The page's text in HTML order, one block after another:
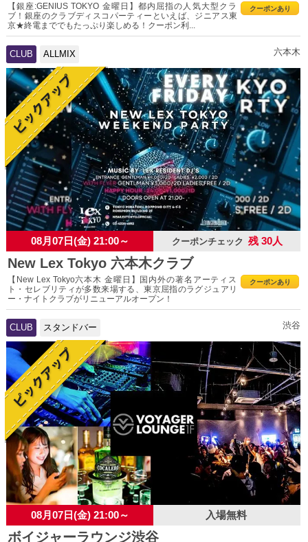
クーポンあり
【銀座:GENIUS TOKYO 金曜日】都内屈指の人気大型クラ
ブ！銀座のクラブディスコパーティーといえば、ジニアス東
京★終電まででもたっぷり楽しめる！クーポン利...
CLUB ALLMIX 六本木
08月07日(金) 21:00～ クーポンチェック 残 30人
New Lex Tokyo 六本木クラブ
クーポンあり
【New Lex Tokyo六本木 金曜日】国内外の著名アーティス
ト・セレブリティが多数来場する、東京屈指のラグジュアリ
ー・ナイトクラブがリニューアルオープン！
CLUB スタンドバー 渋谷
08月07日(金) 21:00～ 入場無料
ボイジャーラウンジ渋谷